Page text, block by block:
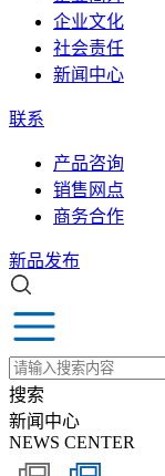
企业文化
社会责任
新闻中心
联系
产品咨询
销售网点
商务合作
新品发布
搜索
新闻中心
NEWS CENTER